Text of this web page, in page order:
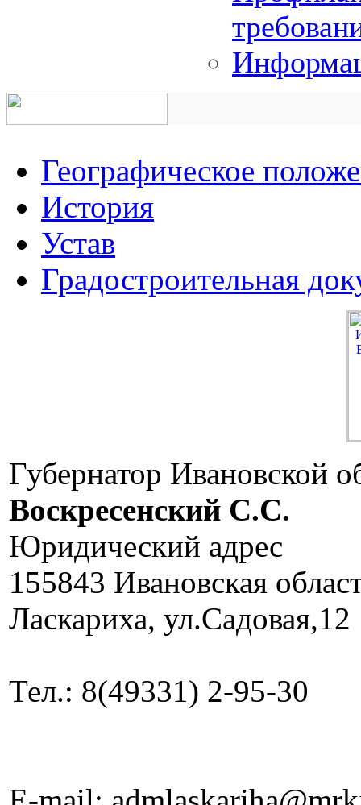
Географическое
История
Устав
Градостроительная
Губернатор Ивановской
Воскресенский C.C.
Юридический адрес
155843 Ивановская
Ласкариха, ул.Садовая,12
Тел.: 8(49331) 2-95-30